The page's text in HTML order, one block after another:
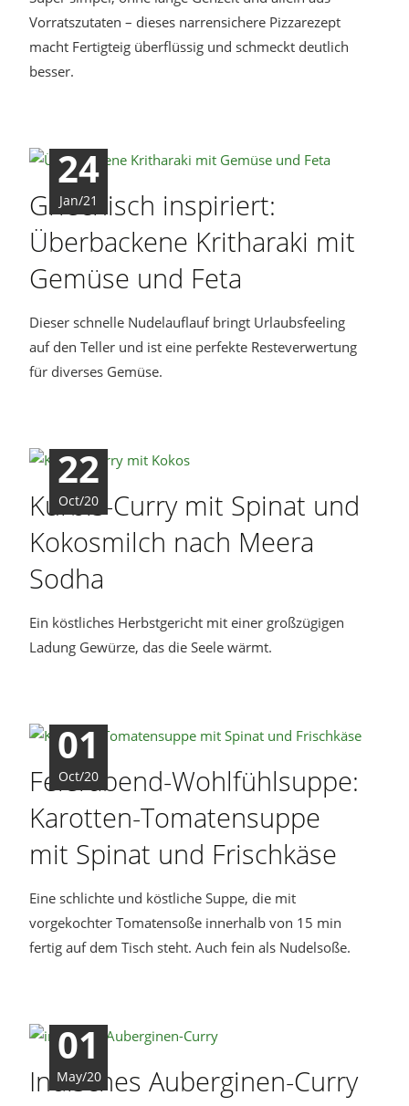
Vorratszutaten – dieses narrensichere Pizzarezept
macht Fertigteig überflüssig und schmeckt deutlich
besser.
24
Jan/21
Griechisch inspiriert:
Überbackene Kritharaki mit
Gemüse und Feta
Dieser schnelle Nudelauflauf bringt Urlaubsfeeling
auf den Teller und ist eine perfekte Resteverwertung
für diverses Gemüse.
22
Oct/20
Kürbis-Curry mit Spinat und
Kokosmilch nach Meera
Sodha
Ein köstliches Herbstgericht mit einer großzügigen
Ladung Gewürze, das die Seele wärmt.
01
Oct/20
Feierabend-Wohlfühlsuppe:
Karotten-Tomatensuppe
mit Spinat und Frischkäse
Eine schlichte und köstliche Suppe, die mit
vorgekochter Tomatensoße innerhalb von 15 min
fertig auf dem Tisch steht. Auch fein als Nudelsoße.
01
May/20
Indisches Auberginen-Curry